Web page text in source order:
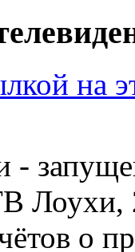
о